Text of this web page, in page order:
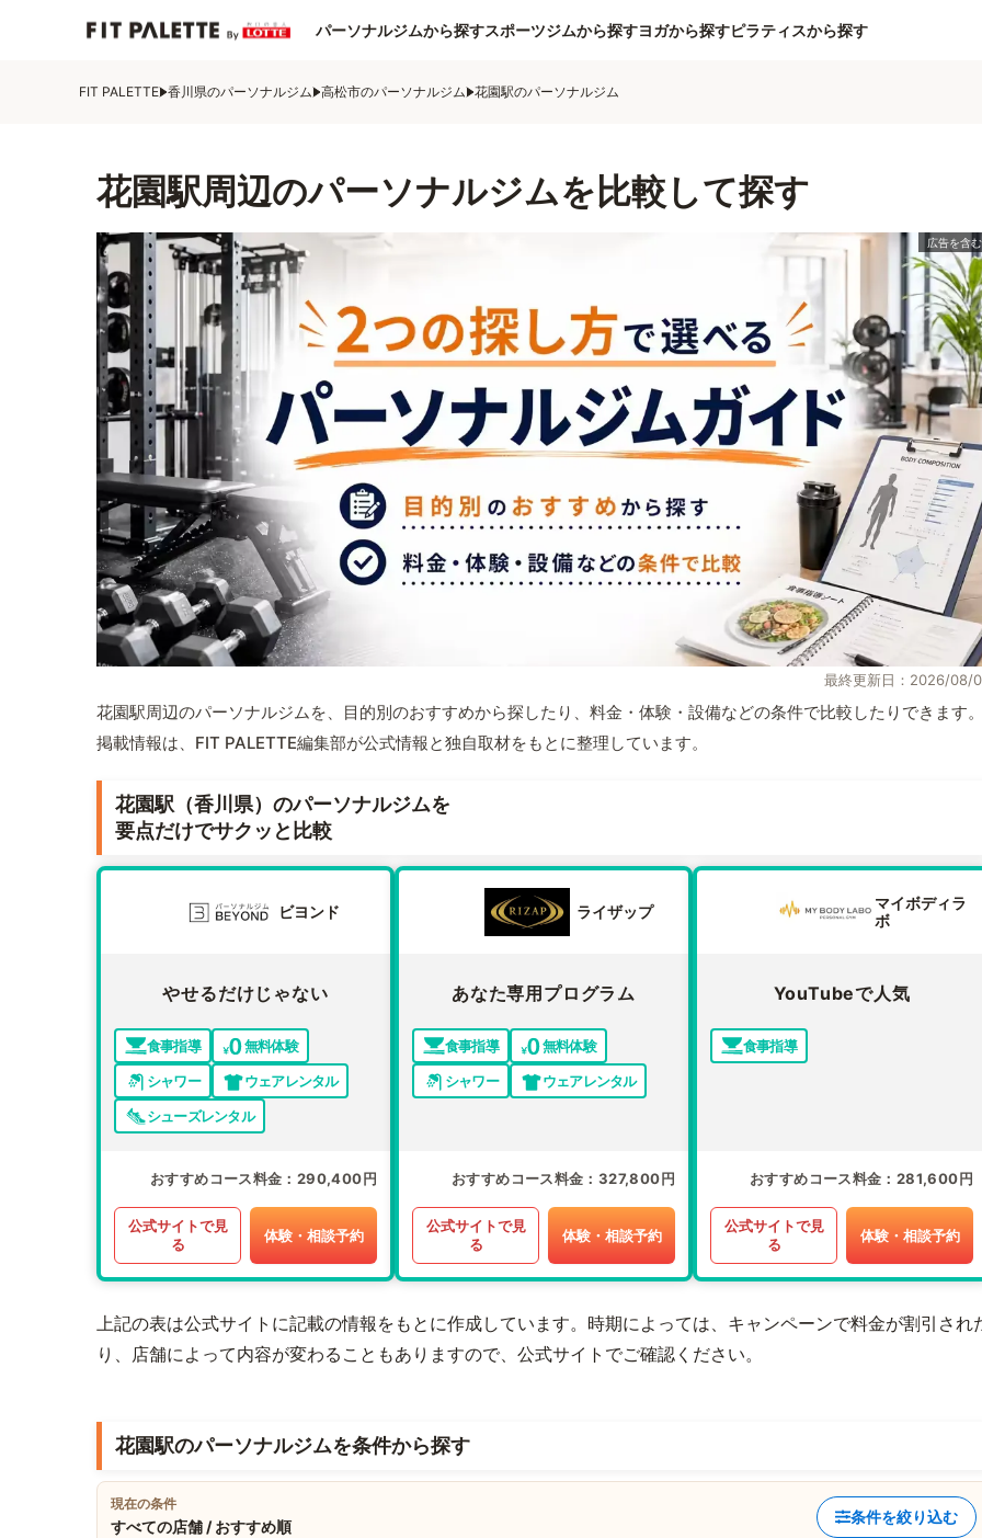
パーソナルジムから探すスポーツジムから探すヨガから探すピラティスから探す
FIT PALETTE 香川県のパーソナルジム 高松市のパーソナルジム 花園駅のパーソナルジム
花園駅周辺のパーソナルジムを比較して探す
最終更新日：2026/08/
花園駅周辺のパーソナルジムを、目的別のおすすめから探したり、料金・体験・設備などの条件で比較したりできます
掲載情報は、FIT PALETTE編集部が公式情報と独自取材をもとに整理しています。
花園駅（香川県）のパーソナルジムを
要点だけでサクッと比較
ビヨンド
やせるだけじゃない
食事指導
無料体験
シャワー
ウェアレンタル
シューズレンタル
おすすめコース料金 290,400円
公式サイトで見
る
体験・相談予約
ライザップ
あなた専用プログラム
食事指導
無料体験
シャワー
ウェアレンタル
おすすめコース料金 327,800円
公式サイトで見
る
体験・相談予約
マイボディラ
ボ
YouTubeで人気
食事指導
おすすめコース料金 281,600円
公式サイトで見
る
体験・相談予約
上記の表は公式サイトに記載の情報をもとに作成しています。時期によっては、キャンペーンで料金が割引され
り、店舗によって内容が変わることもありますので、公式サイトでご確認ください。
花園駅のパーソナルジムを条件から探す
現在の条件
すべての店舗 / おすすめ順
条件を絞り込む